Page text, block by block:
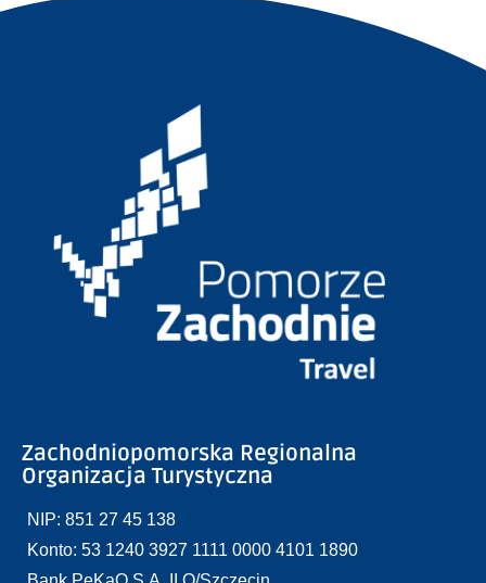
Zachodniopomorska Regionalna
Organizacja Turystyczna
NIP: 851 27 45 138
Konto: 53 1240 3927 1111 0000 4101 1890